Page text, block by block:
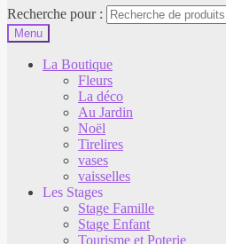
Recherche pour :
Menu
La Boutique
Fleurs
La déco
Au Jardin
Noël
Tirelires
vases
vaisselles
Les Stages
Stage Famille
Stage Enfant
Tourisme et Poterie